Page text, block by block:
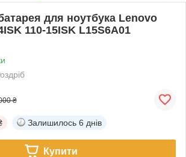
для ноутбука Lenovo
110-15ISK L15S6A01
₴
Залишилось 6 днів
Купити